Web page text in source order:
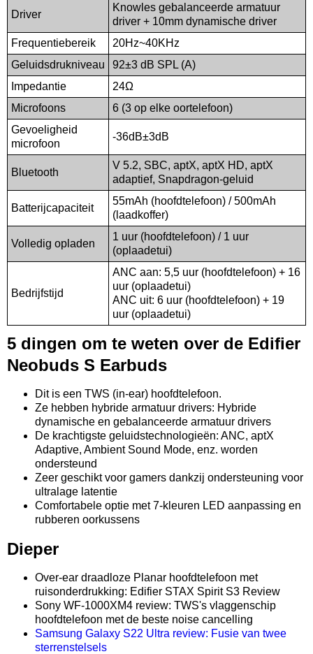
Driver
Knowles gebalanceerde armatuur
driver + 10mm dynamische driver
Frequentiebereik
20Hz~40KHz
Geluidsdrukniveau
92±3 dB SPL (A)
Impedantie
24Ω
Microfoons
6 (3 op elke oortelefoon)
Gevoeligheid
microfoon
-36dB±3dB
Bluetooth
V 5.2, SBC, aptX, aptX HD, aptX
adaptief, Snapdragon-geluid
Batterijcapaciteit
55mAh (hoofdtelefoon) / 500mAh
(laadkoffer)
Volledig opladen
1 uur (hoofdtelefoon) / 1 uur
(oplaadetui)
Bedrijfstijd
ANC aan: 5,5 uur (hoofdtelefoon) + 16
uur (oplaadetui)
ANC uit: 6 uur (hoofdtelefoon) + 19
uur (oplaadetui)
5 dingen om te weten over de Edifier
Neobuds S Earbuds
Dit is een TWS (in-ear) hoofdtelefoon.
Ze hebben hybride armatuur drivers: Hybride
dynamische en gebalanceerde armatuur drivers
De krachtigste geluidstechnologieën: ANC, aptX
Adaptive, Ambient Sound Mode, enz. worden
ondersteund
Zeer geschikt voor gamers dankzij ondersteuning voor
ultralage latentie
Comfortabele optie met 7-kleuren LED aanpassing en
rubberen oorkussens
Dieper
Over-ear draadloze Planar hoofdtelefoon met
ruisonderdrukking: Edifier STAX Spirit S3 Review
Sony WF-1000XM4 review: TWS's vlaggenschip
hoofdtelefoon met de beste noise cancelling
Samsung Galaxy S22 Ultra review: Fusie van twee
sterrenstelsels